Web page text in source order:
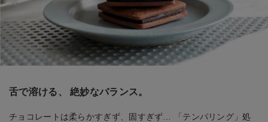
舌で溶ける、 絶妙なバランス。
チョコレートは柔らかすぎず、固すぎず… 「テンパリング」処